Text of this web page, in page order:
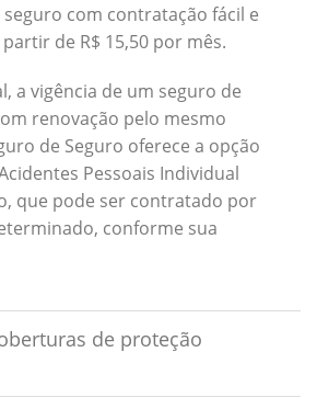
com contratação fácil e
de R$ 15,50 por mês.
a vigência de um seguro de
renovação pelo mesmo
de Seguro oferece a opção
Pessoais Individual
que pode ser contratado por
conforme sua
de proteção